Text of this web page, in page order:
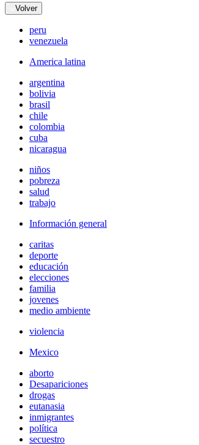
Volver
peru
venezuela
America latina
argentina
bolivia
brasil
chile
colombia
cuba
nicaragua
niños
pobreza
salud
trabajo
Información general
caritas
deporte
educación
elecciones
familia
jovenes
medio ambiente
violencia
Mexico
aborto
Desapariciones
drogas
eutanasia
inmigrantes
política
secuestro